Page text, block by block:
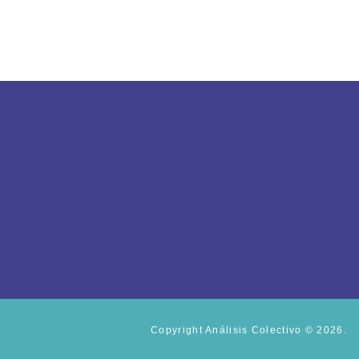
CopyrightAnálisis Colectivo © 2026.